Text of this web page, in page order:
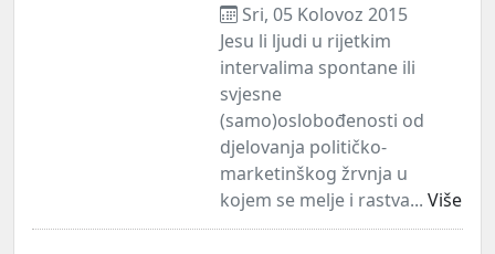
Sri, 05 Kolovoz 2015
Jesu li ljudi u rijetkim
intervalima spontane ili
svjesne
(samo)oslobođenosti od
djelovanja političko-
marketinškog žrvnja u
kojem se melje i rastva... Više